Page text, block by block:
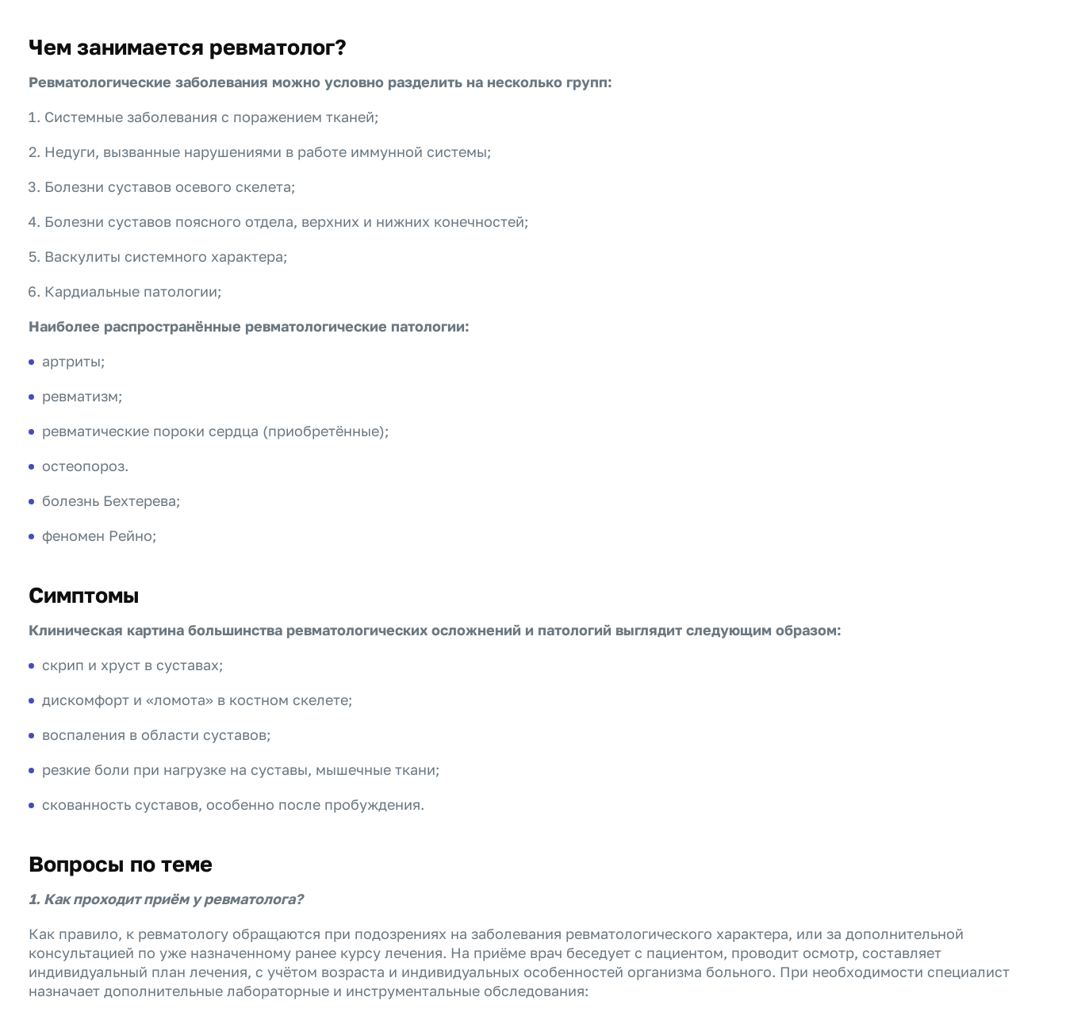
Чем занимается ревматолог?
Ревматологические заболевания можно условно разделить на несколько групп:
Системные заболевания с поражением тканей;
Недуги, вызванные нарушениями в работе иммунной системы;
Болезни суставов осевого скелета;
Болезни суставов поясного отдела, верхних и нижних конечностей;
Васкулиты системного характера;
Кардиальные патологии;
Наиболее распространённые ревматологические патологии:
артриты;
ревматизм;
ревматические пороки сердца (приобретённые);
остеопороз.
болезнь Бехтерева;
феномен Рейно;
Симптомы
Клиническая картина большинства ревматологических осложнений и патологий выглядит следующим образом:
скрип и хруст в суставах;
дискомфорт и «ломота» в костном скелете;
воспаления в области суставов;
резкие боли при нагрузке на суставы, мышечные ткани;
скованность суставов, особенно после пробуждения.
Вопросы по теме
1. Как проходит приём у ревматолога?
Как правило, к ревматологу обращаются при подозрениях на заболевания ревматологического характера, или за дополнительной
консультацией по уже назначенному ранее курсу лечения. На приёме врач беседует с пациентом, проводит осмотр, составляет
индивидуальный план лечения, с учётом возраста и индивидуальных особенностей организма больного. При необходимости специалист
назначает дополнительные лабораторные и инструментальные обследования: